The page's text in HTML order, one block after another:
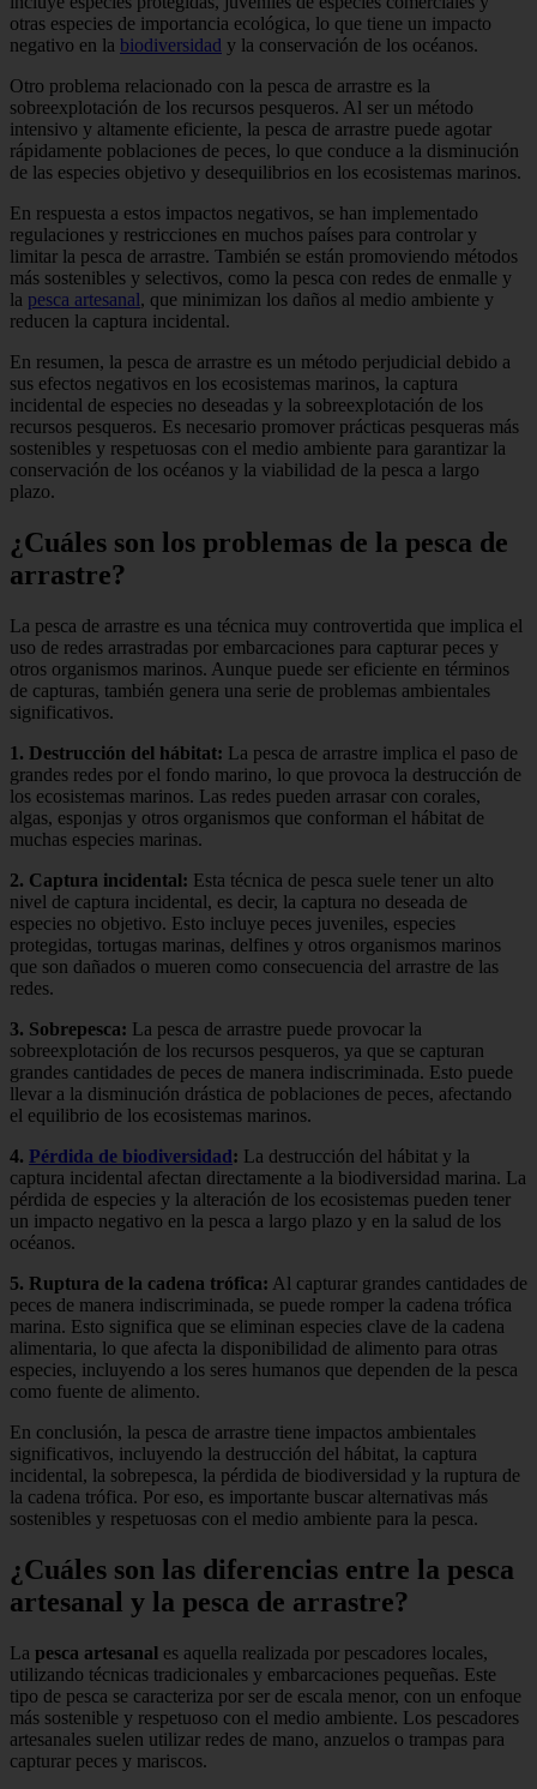
otras especies de importancia ecológica, lo que tiene un impacto
negativo en la biodiversidad y la conservación de los océanos.
Otro problema relacionado con la pesca de arrastre es la
sobreexplotación de los recursos pesqueros. Al ser un método
intensivo y altamente eficiente, la pesca de arrastre puede agotar
rápidamente poblaciones de peces, lo que conduce a la disminución
de las especies objetivo y desequilibrios en los ecosistemas marinos.
En respuesta a estos impactos negativos, se han implementado
regulaciones y restricciones en muchos países para controlar y
limitar la pesca de arrastre. También se están promoviendo métodos
más sostenibles y selectivos, como la pesca con redes de enmalle y
la pesca artesanal, que minimizan los daños al medio ambiente y
reducen la captura incidental.
En resumen, la pesca de arrastre es un método perjudicial debido a
sus efectos negativos en los ecosistemas marinos, la captura
incidental de especies no deseadas y la sobreexplotación de los
recursos pesqueros. Es necesario promover prácticas pesqueras más
sostenibles y respetuosas con el medio ambiente para garantizar la
conservación de los océanos y la viabilidad de la pesca a largo
plazo.
¿Cuáles son los problemas de la pesca de
arrastre?
La pesca de arrastre es una técnica muy controvertida que implica el
uso de redes arrastradas por embarcaciones para capturar peces y
otros organismos marinos. Aunque puede ser eficiente en términos
de capturas, también genera una serie de problemas ambientales
significativos.
1. Destrucción del hábitat: La pesca de arrastre implica el paso de
grandes redes por el fondo marino, lo que provoca la destrucción de
los ecosistemas marinos. Las redes pueden arrasar con corales,
algas, esponjas y otros organismos que conforman el hábitat de
muchas especies marinas.
2. Captura incidental: Esta técnica de pesca suele tener un alto
nivel de captura incidental, es decir, la captura no deseada de
especies no objetivo. Esto incluye peces juveniles, especies
protegidas, tortugas marinas, delfines y otros organismos marinos
que son dañados o mueren como consecuencia del arrastre de las
redes.
3. Sobrepesca: La pesca de arrastre puede provocar la
sobreexplotación de los recursos pesqueros, ya que se capturan
grandes cantidades de peces de manera indiscriminada. Esto puede
llevar a la disminución drástica de poblaciones de peces, afectando
el equilibrio de los ecosistemas marinos.
4. Pérdida de biodiversidad: La destrucción del hábitat y la
captura incidental afectan directamente a la biodiversidad marina. La
pérdida de especies y la alteración de los ecosistemas pueden tener
un impacto negativo en la pesca a largo plazo y en la salud de los
océanos.
5. Ruptura de la cadena trófica: Al capturar grandes cantidades de
peces de manera indiscriminada, se puede romper la cadena trófica
marina. Esto significa que se eliminan especies clave de la cadena
alimentaria, lo que afecta la disponibilidad de alimento para otras
especies, incluyendo a los seres humanos que dependen de la pesca
como fuente de alimento.
En conclusión, la pesca de arrastre tiene impactos ambientales
significativos, incluyendo la destrucción del hábitat, la captura
incidental, la sobrepesca, la pérdida de biodiversidad y la ruptura de
la cadena trófica. Por eso, es importante buscar alternativas más
sostenibles y respetuosas con el medio ambiente para la pesca.
¿Cuáles son las diferencias entre la pesca
artesanal y la pesca de arrastre?
La pesca artesanal es aquella realizada por pescadores locales,
utilizando técnicas tradicionales y embarcaciones pequeñas. Este
tipo de pesca se caracteriza por ser de escala menor, con un enfoque
más sostenible y respetuoso con el medio ambiente. Los pescadores
artesanales suelen utilizar redes de mano, anzuelos o trampas para
capturar peces y mariscos.